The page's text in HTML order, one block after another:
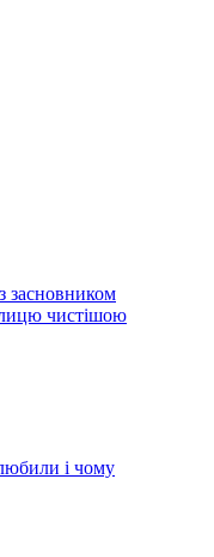
засновником
чистішою
і чому